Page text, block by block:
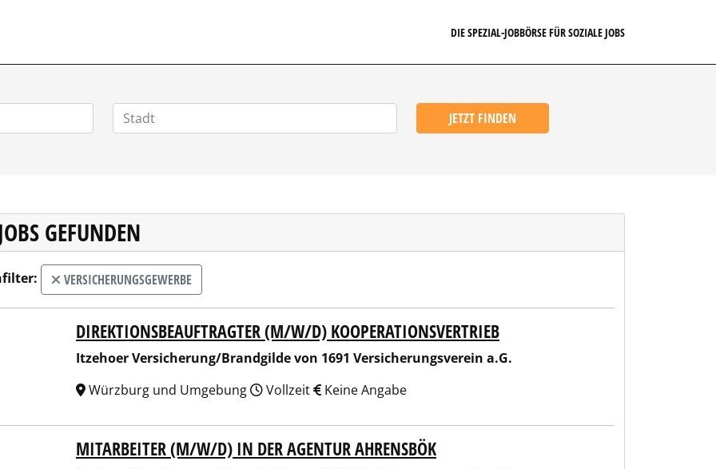
DIE SPEZIAL-JOBBÖRSE FÜR SOZIALE JOBS
JETZT FINDEN
GEFUNDEN
VERSICHERUNGSGEWERBE
Versicherung/Brandgilde von 1691 Versicherungsverein a.G.
DIREKTIONSBEAUFTRAGTER (M/W/D) KOOPERATIONSVERTRIEB
Itzehoer Versicherung/Brandgilde von 1691 Versicherungsverein a.G.
Würzburg und Umgebung
Vollzeit Keine Angabe
Versicherung/Brandgilde von 1691 Versicherungsverein a.G.
MITARBEITER (M/W/D) IN DER AGENTUR AHRENSBÖK